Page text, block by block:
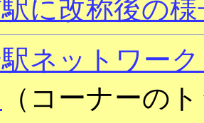
に改称後の様
駅ネットワー
（コーナーの